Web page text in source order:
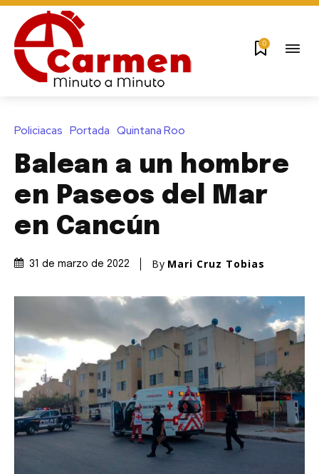
0
Policiacas Portada Quintana Roo
Balean a un hombre
en Paseos del Mar
en Cancún
31 de marzo de 2022 By Mari Cruz Tobias